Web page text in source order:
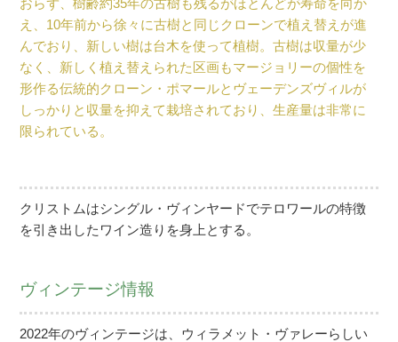
おらず、樹齢約35年の古樹も残るがほとんどが寿命を向か
え、10年前から徐々に古樹と同じクローンで植え替えが進
んでおり、新しい樹は台木を使って植樹。古樹は収量が少
なく、新しく植え替えられた区画もマージョリーの個性を
形作る伝統的クローン・ポマールとヴェーデンズヴィルが
しっかりと収量を抑えて栽培されており、生産量は非常に
限られている。
クリストムはシングル・ヴィンヤードでテロワールの特徴
を引き出したワイン造りを身上とする。
ヴィンテージ情報
2022年のヴィンテージは、ウィラメット・ヴァレーらしい